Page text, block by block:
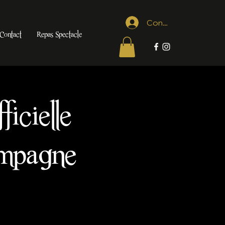
Connexion
Contact Repas Spectacle